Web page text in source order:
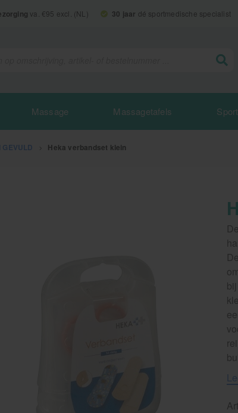
va. €95 excl. (NL) 30 jaar dé sportmedische specialist
Massage Massagetafels
Heka verbandset klein